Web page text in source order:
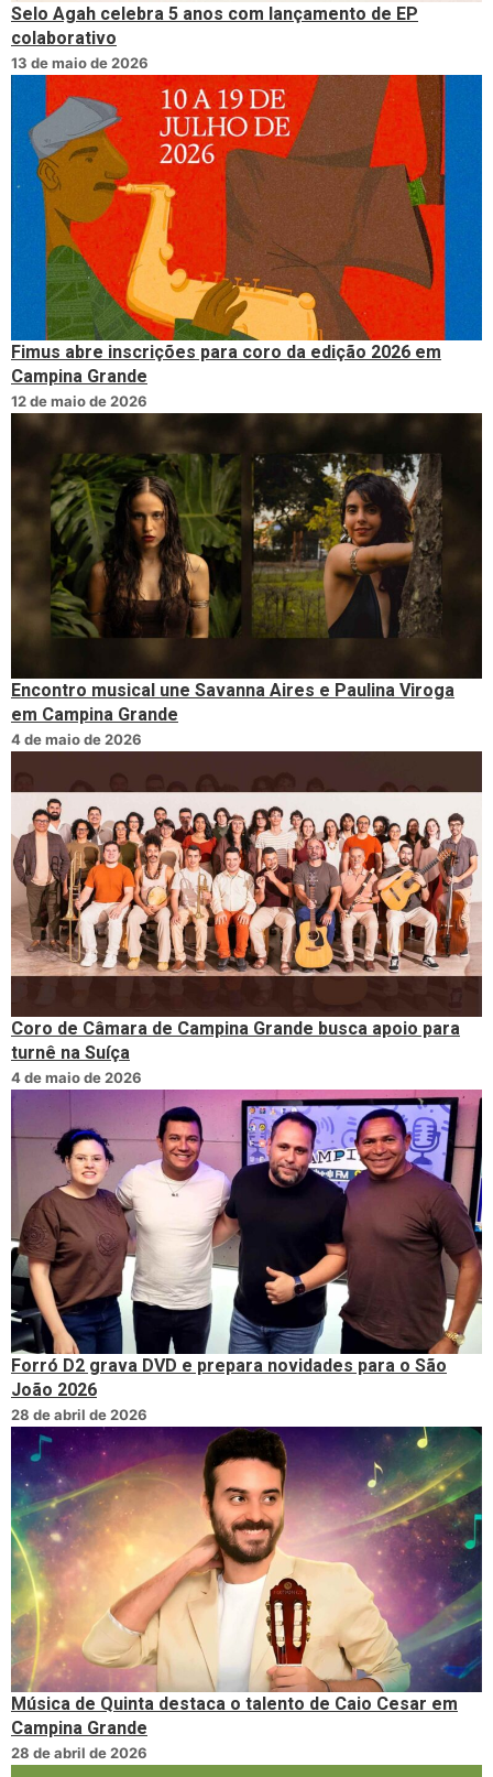
Selo Agah celebra 5 anos com lançamento de EP
colaborativo
13 de maio de 2026
Fimus abre inscrições para coro da edição 2026 em
Campina Grande
12 de maio de 2026
Encontro musical une Savanna Aires e Paulina Viroga
em Campina Grande
4 de maio de 2026
Coro de Câmara de Campina Grande busca apoio para
turnê na Suíça
4 de maio de 2026
Forró D2 grava DVD e prepara novidades para o São
João 2026
28 de abril de 2026
Música de Quinta destaca o talento de Caio Cesar em
Campina Grande
28 de abril de 2026